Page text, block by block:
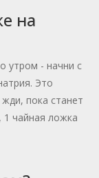
на
утром - начни с
Это
пока станет
1 чайная ложка